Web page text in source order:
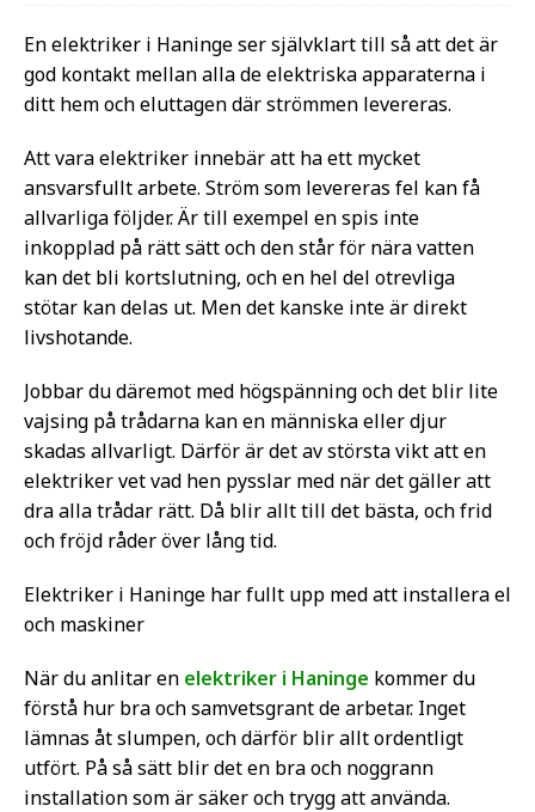
En elektriker i Haninge ser självklart till så att det är
god kontakt mellan alla de elektriska apparaterna i
ditt hem och eluttagen där strömmen levereras.
Att vara elektriker innebär att ha ett mycket
ansvarsfullt arbete. Ström som levereras fel kan få
allvarliga följder. Är till exempel en spis inte
inkopplad på rätt sätt och den står för nära vatten
kan det bli kortslutning, och en hel del otrevliga
stötar kan delas ut. Men det kanske inte är direkt
livshotande.
Jobbar du däremot med högspänning och det blir lite
vajsing på trådarna kan en människa eller djur
skadas allvarligt. Därför är det av största vikt att en
elektriker vet vad hen pysslar med när det gäller att
dra alla trådar rätt. Då blir allt till det bästa, och frid
och fröjd råder över lång tid.
Elektriker i Haninge har fullt upp med att installera el
och maskiner
När du anlitar en elektriker i Haninge kommer du
förstå hur bra och samvetsgrant de arbetar. Inget
lämnas åt slumpen, och därför blir allt ordentligt
utfört. På så sätt blir det en bra och noggrann
installation som är säker och trygg att använda.